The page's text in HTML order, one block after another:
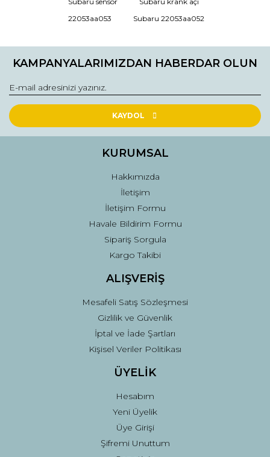
Bu ürüne benzer farklı alternatifler olmalı.
Gönder
22053aa053
Subaru 22053aa052
KAMPANYALARIMIZDAN HABERDAR OLUN
KAYDOL
KURUMSAL
Hakkımızda
İletişim
İletişim Formu
Havale Bildirim Formu
Sipariş Sorgula
Kargo Takibi
ALIŞVERİŞ
Mesafeli Satış Sözleşmesi
Gizlilik ve Güvenlik
İptal ve İade Şartları
Kişisel Veriler Politikası
ÜYELİK
Hesabım
Yeni Üyelik
Üye Girişi
Şifremi Unuttum